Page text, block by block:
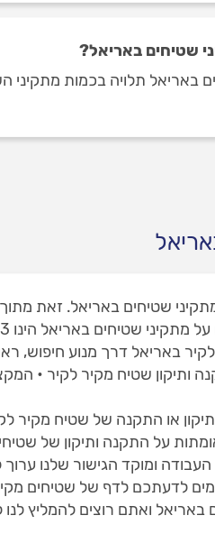
שטיחים באריאל?
שטיחים באריאל הינו 83.
באריאל דרך מנוע חיפוש,
ותיקון שטיח מקיר לקיר •
או התקנה של שטיח מקיר
על התקנה ותיקון של
העבודה ומוקד הגישור שלנו
לדעתכם לדף של שטיחים
ואתם רוצים להמליץ לנו